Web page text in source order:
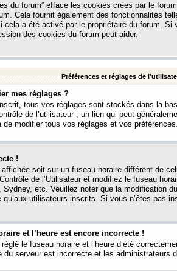
du forum” efface les cookies crées par le
Cela fournit également des fonctionnalités
cela a été activé par le propriétaire du forum. Si
des cookies du forum peut aider.
Préférences et réglages de
mes réglages ?
tous vos réglages sont stockés dans la
de l’utilisateur ; un lien qui peut
modifier tous vos réglages et vos préférences.
!
affichée soit sur un fuseau horaire différent de
de l’Utilisateur et modifiez le fuseau
Sydney, etc. Veuillez noter que la modification
qu’aux utilisateurs inscrits. Si vous n’êtes pas
et l’heure est encore incorrecte !
le fuseau horaire et l’heure d’été
du serveur est incorrecte et les administrateurs